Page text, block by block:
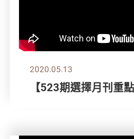
2020.05.13
【523期選擇月刊重點